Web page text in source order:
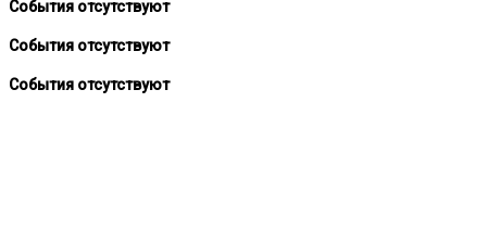
События отсутствуют
События отсутствуют
События отсутствуют